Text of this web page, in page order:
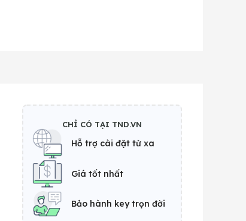
CHỈ CÓ TẠI TND.VN
Hỗ trợ cài đặt từ xa
Giá tốt nhất
Bảo hành key trọn đời